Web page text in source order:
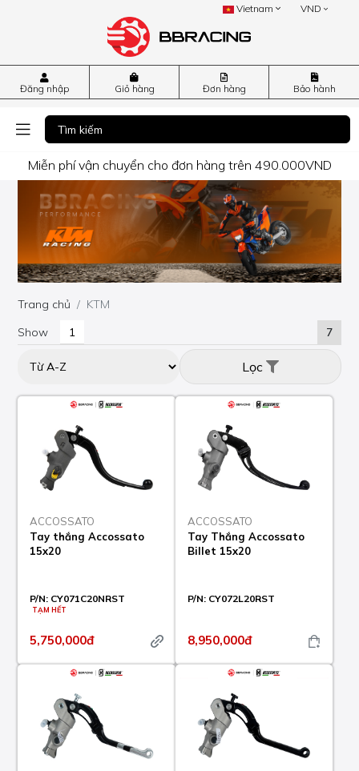
Vietnam VND
Đăng nhập Giỏ hàng Đơn hàng Bảo hành
Miễn phí vận chuyển cho đơn hàng trên 490.000VND
Trang chủ
KTM
Show
7
Lọc
ACCOSSATO
Tay thắng Accossato
15x20
P/N: CY071C20NRST
TẠM HẾT
5,750,000đ
ACCOSSATO
Tay Thắng Accossato
Billet 15x20
P/N: CY072L20RST
8,950,000đ